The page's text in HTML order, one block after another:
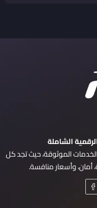
الشاملة
الموثوقة، حيث تجد كل
أمان، وأسعار منافسة.